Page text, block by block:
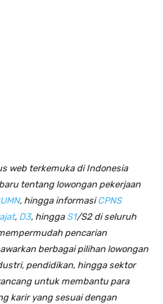
web terkemuka di Indonesia
tentang lowongan pekerjaan
, hingga informasiCPNS
, D3, hingga S1/S2 di seluruh
pencarian
berbagai pilihan lowongan
pendidikan, hingga sektor
untuk membantu para
karir yang sesuai dengan